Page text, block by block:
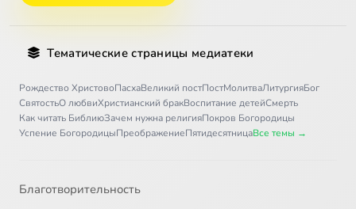
Тематические страницы медиатеки
Рождество ХристовоПасхаВеликий постПостМолитваЛитургияБог
СвятостьО любвиХристианский бракВоспитание детейСмерть
Как читать БиблиюЗачем нужна религияПокров Богородицы
Успение БогородицыПреображениеПятидесятницаВсе темы →
Благотворительность